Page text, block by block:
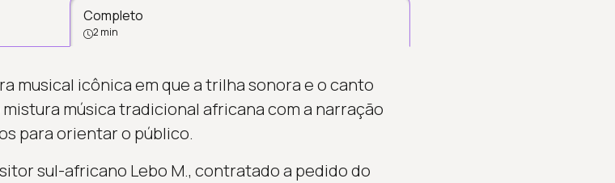
Completo
2 min
musical icônica em que a trilha sonora e o canto
música tradicional africana com a narração
para orientar o público.
sul-africano Lebo M., contratado a pedido do